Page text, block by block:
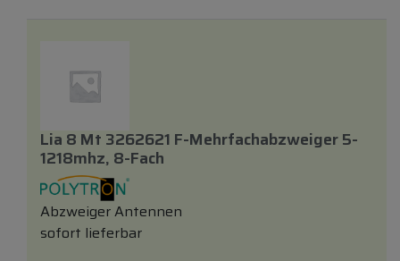
Lia 8 Mt 3262621 F-Mehrfachabzweiger 5-
1218mhz, 8-Fach
Abzweiger Antennen
sofort lieferbar